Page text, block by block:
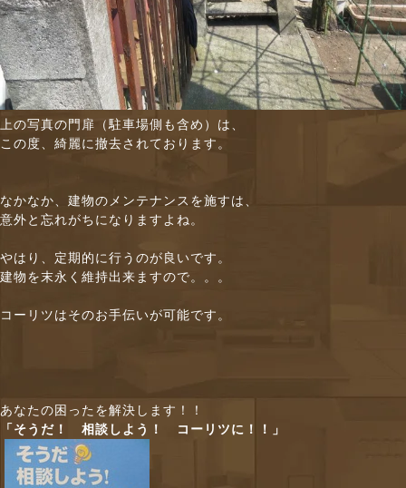
上の写真の門扉（駐車場側も含め）は、
この度、綺麗に撤去されております。
なかなか、建物のメンテナンスを施すは、
意外と忘れがちになりますよね。
やはり、定期的に行うのが良いです。
建物を末永く維持出来ますので。。。
コーリツはそのお手伝いが可能です。
あなたの困ったを解決します！！
「そうだ！ 相談しよう！ コーリツに！！」